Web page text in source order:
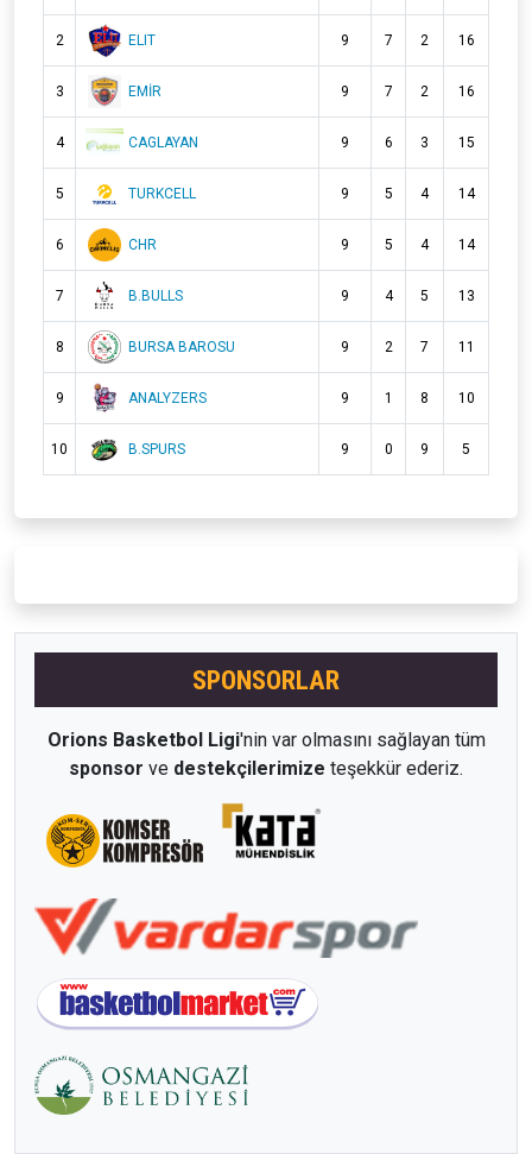
2 ELIT 9 7 2 16
3 EMİR 9 7 2 16
4 CAGLAYAN 9 6 3 15
5 TURKCELL 9 5 4 14
6 CHR 9 5 4 14
7 B.BULLS 9 4 5 13
8 BURSA BAROSU 9 2 7 11
9 ANALYZERS 9 1 8 10
10 B.SPURS 9 0 9 5
SPONSORLAR
Orions Basketbol Ligi'nin var olmasını sağlayan tüm
sponsor ve destekçilerimize teşekkür ederiz.